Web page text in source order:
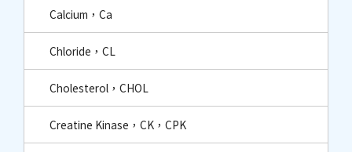
Calcium，Ca
Chloride，CL
Cholesterol，CHOL
Creatine Kinase，CK，CPK